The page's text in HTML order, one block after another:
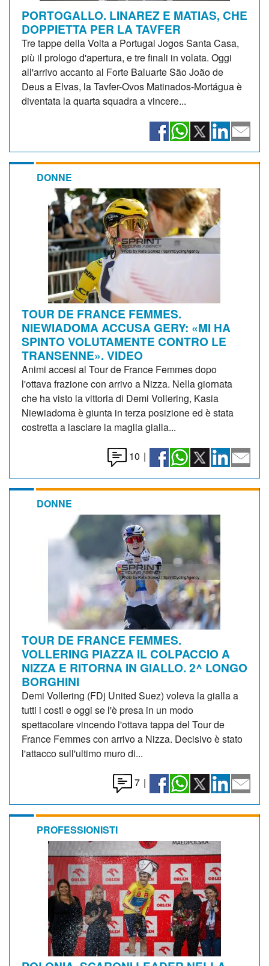
PORTOGALLO. LINAREZ E MATIAS, CHE
DOPPIETTA PER LA TAVFER
Tre tappe della Volta a Portugal Jogos Santa Casa,
più il prologo d'apertura, e tre finali in volata. Oggi
all'arrivo accanto al Forte Baluarte São João de
Deus a Elvas, la Tavfer-Ovos Matinados-Mortágua è
diventata la quarta squadra a vincere...
DONNE
TOUR DE FRANCE FEMMES.
NIEWIADOMA ACCUSA GERY: «MI HA
SPINTO VOLUTAMENTE CONTRO LE
TRANSENNE». VIDEO
Animi accesi al Tour de France Femmes dopo
l'ottava frazione con arrivo a Nizza. Nella giornata
che ha visto la vittoria di Demi Vollering, Kasia
Niewiadoma è giunta in terza posizione ed è stata
costretta a lasciare la maglia gialla...
10 |
DONNE
TOUR DE FRANCE FEMMES.
VOLLERING PIAZZA IL COLPACCIO A
NIZZA E RITORNA IN GIALLO. 2^ LONGO
BORGHINI
Demi Vollering (FDj United Suez) voleva la gialla a
tutti i costi e oggi se l'è presa in un modo
spettacolare vincendo l'ottava tappa del Tour de
France Femmes con arrivo a Nizza. Decisivo è stato
l'attacco sull'ultimo muro di...
7 |
PROFESSIONISTI